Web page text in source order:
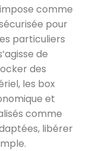
comme
pour
particuliers
de
des
les box
et
comme
libérer